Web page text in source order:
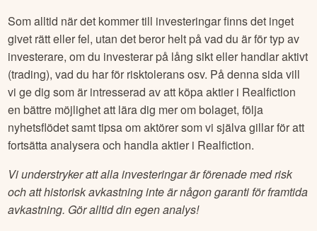
Som alltid när det kommer till investeringar finns det inget
givet rätt eller fel, utan det beror helt på vad du är för typ av
investerare, om du investerar på lång sikt eller handlar aktivt
(trading), vad du har för risktolerans osv. På denna sida vill
vi ge dig som är intresserad av att köpa aktier i Realfiction
en bättre möjlighet att lära dig mer om bolaget, följa
nyhetsflödet samt tipsa om aktörer som vi själva gillar för att
fortsätta analysera och handla aktier i Realfiction.
Vi understryker att alla investeringar är förenade med risk
och att historisk avkastning inte är någon garanti för framtida
avkastning. Gör alltid din egen analys!